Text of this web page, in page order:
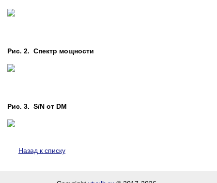
Рис. 2. Cпектр мощности
Рис. 3. S/N от DM
Назад к списку